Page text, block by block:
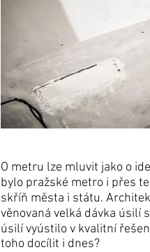
O metru lze mluvit jako o
bylo pražské metro i přes
skříň města i státu.
věnovaná velká dávka úsilí
úsilí vyústilo v kvalitní
toho docílit i dnes?